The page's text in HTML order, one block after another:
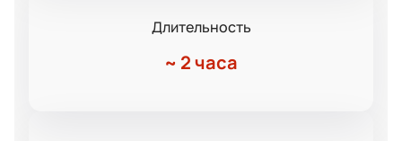
Длительность
~ 2 часа